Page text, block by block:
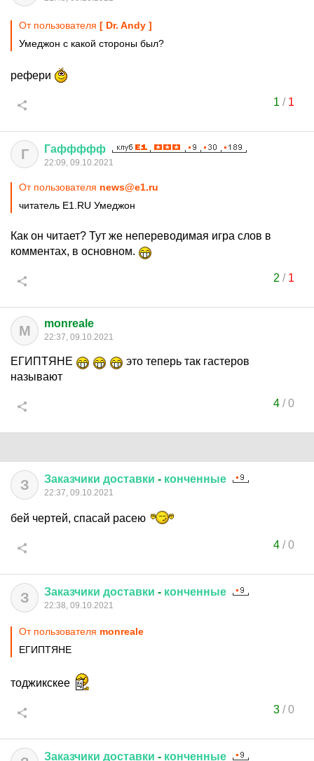
От пользователя [ Dr. Andy ]
Умеджон с какой стороны был?
рефери
1 / 1
Г Гаффффф
22:09, 09.10.2021
От пользователя news@e1.ru
читатель Е1.RU Умеджон
Как он читает? Тут же непереводимая игра слов в
комментах, в основном.
2 / 1
M monreale
22:37, 09.10.2021
ЕГИПТЯНЕ
это теперь так гастеров
называют
4/0
З Заказчики доставки - конченные
22:37, 09.10.2021
бей чертей, спасай расею
4/0
З Заказчики доставки - конченные
22:38, 09.10.2021
От пользователя monreale
ЕГИПТЯНЕ
тоджикскее
3/0
Заказчики доставки - конченные